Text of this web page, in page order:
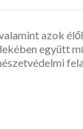
azok
együtt